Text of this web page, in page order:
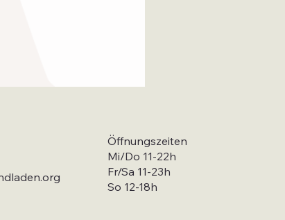
Öffnungszeiten
Mi/Do 11-22h
Fr/Sa 11-23h
So 12-18h